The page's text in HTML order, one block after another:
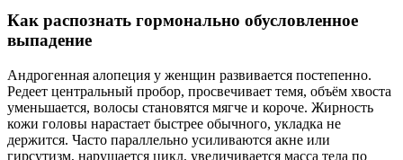
Как распознать гормонально обусловленное
выпадение
Андрогенная алопеция у женщин развивается постепенно.
Редеет центральный пробор, просвечивает темя, объём хвоста
уменьшается, волосы становятся мягче и короче. Жирность
кожи головы нарастает быстрее обычного, укладка не
держится. Часто параллельно усиливаются акне или
гирсутизм, нарушается цикл, увеличивается масса тела по